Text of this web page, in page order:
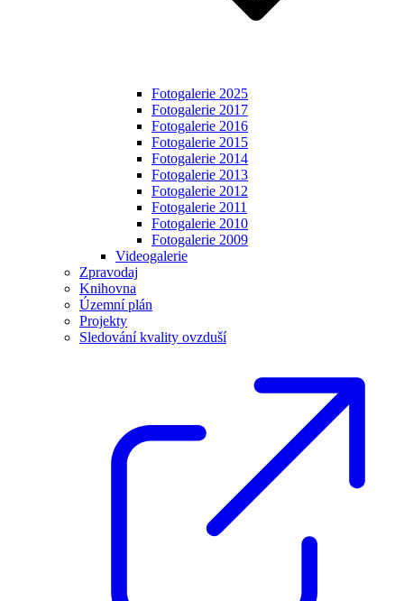
Fotogalerie 2025
Fotogalerie 2017
Fotogalerie 2016
Fotogalerie 2015
Fotogalerie 2014
Fotogalerie 2013
Fotogalerie 2012
Fotogalerie 2011
Fotogalerie 2010
Fotogalerie 2009
Videogalerie
Zpravodaj
Knihovna
Územní plán
Projekty
Sledování kvality ovzduší